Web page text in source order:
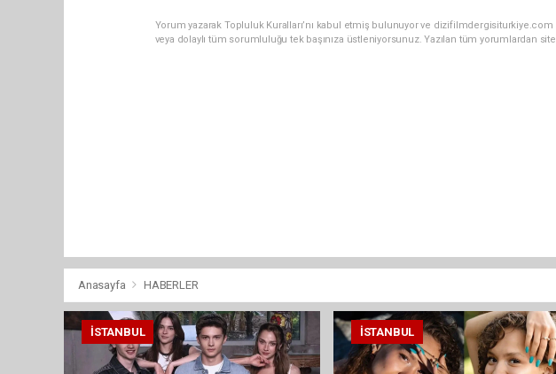
Yorum yazarak Topluluk Kuralları’nı kabul etmiş bulunuyor ve
veya dolaylı tüm sorumluluğu tek başınıza üstleniyorsunuz. Yazılan tüm yorumlardan
Anasayfa HABERLER
İSTANBUL İSTANBUL